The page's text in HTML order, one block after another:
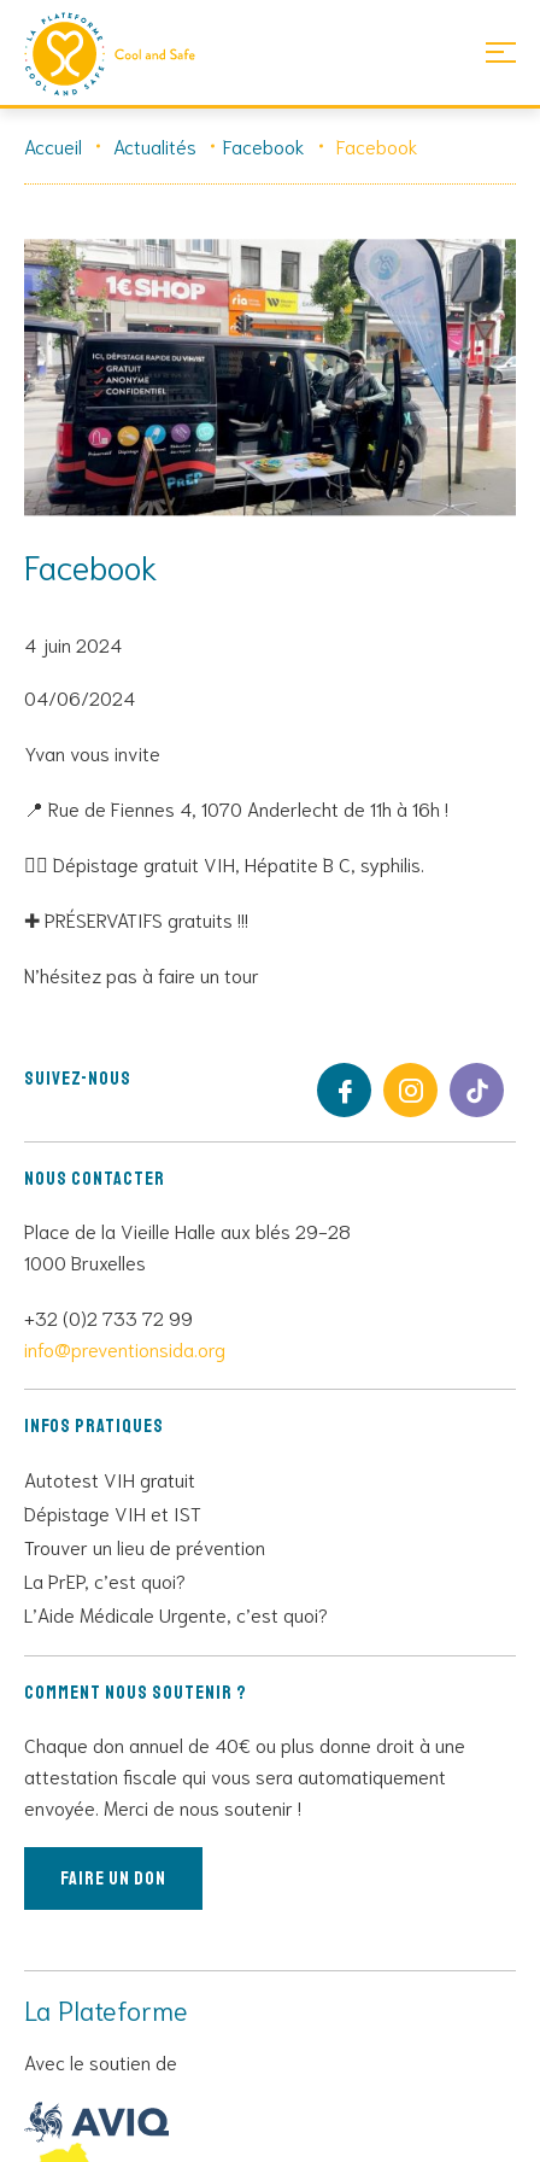
Accueil Actualités Facebook Facebook
Facebook
4 juin 2024
04/06/2024
Yvan vous invite
📍 Rue de Fiennes 4, 1070 Anderlecht de 11h à 16h !
👉🏾 Dépistage gratuit VIH, Hépatite B C, syphilis.
✚ PRÉSERVATIFS gratuits !!!
N’hésitez pas à faire un tour
Suivez-nous
Nous contacter
Place de la Vieille Halle aux blés 29-28
1000 Bruxelles
+32 (0)2 733 72 99
info@preventionsida.org
Infos pratiques
Autotest VIH gratuit
Dépistage VIH et IST
Trouver un lieu de prévention
La PrEP, c’est quoi?
L’Aide Médicale Urgente, c’est quoi?
Comment nous soutenir ?
Chaque don annuel de 40€ ou plus donne droit à une
attestation fiscale qui vous sera automatiquement
envoyée. Merci de nous soutenir !
Faire un don
La Plateforme
Avec le soutien de